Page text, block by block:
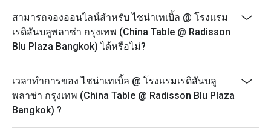
สามารถจองออนไลน์สำหรับ ไชน่าเทเบิ้ล @ โรงแรม
เรดิสันบลูพลาซ่า กรุงเทพ (China Table @ Radisson
Blu Plaza Bangkok) ได้หรือไม่?
เวลาทำการของ ไชน่าเทเบิ้ล @ โรงแรมเรดิสันบลู
พลาซ่า กรุงเทพ (China Table @ Radisson Blu Plaza
Bangkok) ?